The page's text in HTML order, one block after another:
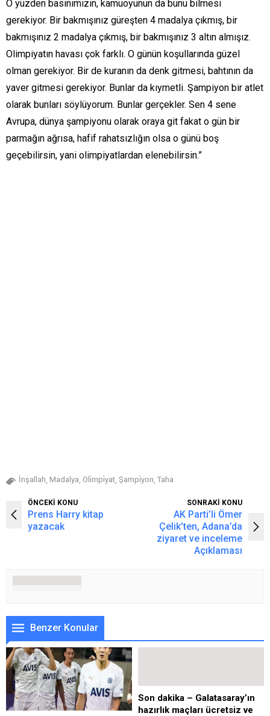
O yüzden basınımızın, kamuoyunun da bunu bilmesi
gerekiyor. Bir bakmışınız güreşten 4 madalya çıkmış, bir
bakmışınız 2 madalya çıkmış, bir bakmışınız 3 altın almışız.
Olimpiyatın havası çok farklı. O günün koşullarında güzel
olman gerekiyor. Bir de kuranın da denk gitmesi, bahtının da
yaver gitmesi gerekiyor. Bunlar da kıymetli. Şampiyon bir atlet
olarak bunları söylüyorum. Bunlar gerçekler. Sen 4 sene
Avrupa, dünya şampiyonu olarak oraya git fakat o gün bir
parmağın ağrısa, hafif rahatsızlığın olsa o günü boş
geçebilirsin, yani olimpiyatlardan elenebilirsin.”
İnşallah, Madalya, Oli̇mpi̇yat, Şampi̇yon, Taha
ÖNCEKİ KONU
Prens Harry kitap
yazacak
SONRAKİ KONU
AK Parti’li Ömer
Çelik’ten, Adana’da
ziyaret ve inceleme
Açıklaması
Benzer Konular
Son dakika – Galatasaray’ın
hazırlık maçları ücretsiz ve